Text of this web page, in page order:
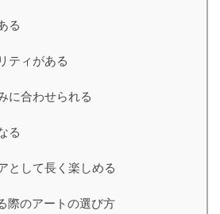
る
ティがある
に合わせられる
る
として長く楽しめる
際のアートの選び方